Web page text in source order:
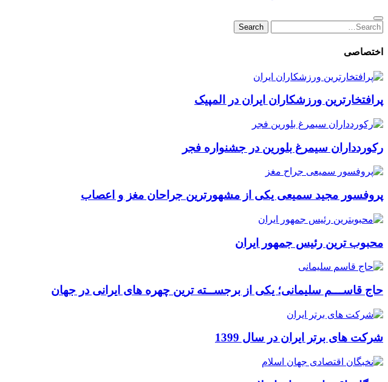
Search
for:
Search
اختصاصی
پرافتخارترین ورزشکاران ایران در المپیک
رکوردداران سیمرغ بلورین در جشنواره فجر
پروفسور مجید سمیعی یکی از مشهورترین جراحان مغز و اعصاب
محبوب ترین رئیس جمهور ایران
حاج قاســـم سلیمانی؛ یکی از برجســته ترین چهره های ایرانی در جهان
شرکت های برتر ایران در سال 1399